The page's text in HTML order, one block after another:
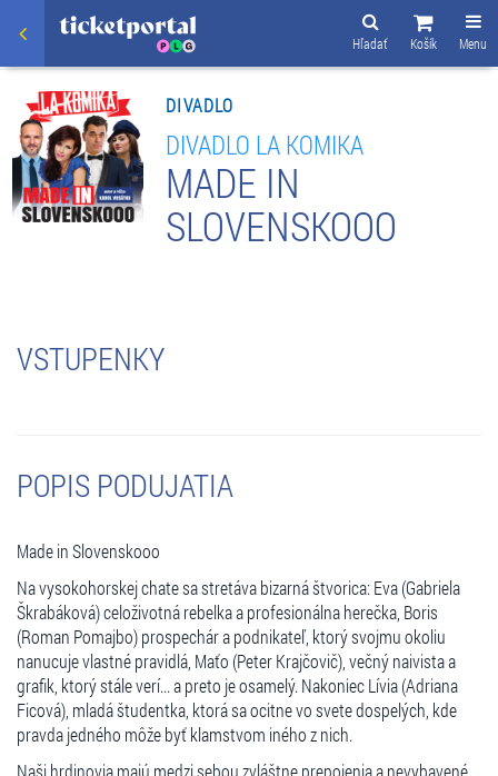
Menu
Košík
Hľadať
DIVADLO
DIVADLO LA KOMIKA
MADE IN
SLOVENSKOOO
VSTUPENKY
POPIS PODUJATIA
Made in Slovenskooo
Na vysokohorskej chate sa stretáva bizarná štvorica: Eva (Gabriela
Škrabáková) celoživotná rebelka a profesionálna herečka, Boris
(Roman Pomajbo) prospechár a podnikateľ, ktorý svojmu okoliu
nanucuje vlastné pravidlá, Maťo (Peter Krajčovič), večný naivista a
grafik, ktorý stále verí... a preto je osamelý. Nakoniec Lívia (Adriana
Ficová), mladá študentka, ktorá sa ocitne vo svete dospelých, kde
pravda jedného môže byť klamstvom iného z nich.
Naši hrdinovia majú medzi sebou zvláštne prepojenia a nevybavené